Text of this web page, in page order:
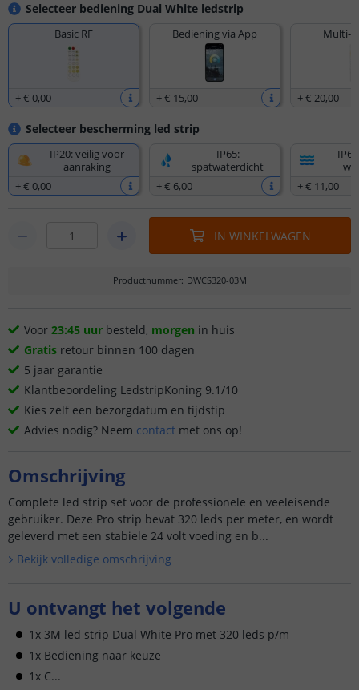
Selecteer bediening Dual White ledstrip
Basic RF
+€ 0,00
Bediening via App
+€ 15,00
Multi-
+€ 20,00
Selecteer bescherming led strip
IP20: veilig voor
aanraking
+€ 0,00
IP65:
spatwaterdicht
+€ 6,00
+€ 11,00
IN WINKELWAGEN
Productnummer: DWCS320-03M
Voor 23:45 uur besteld, morgen in huis
Gratis retour binnen 100 dagen
5 jaar garantie
Klantbeoordeling LedstripKoning 9.1/10
Kies zelf een bezorgdatum en tijdstip
Advies nodig? Neem contact met ons op!
Omschrijving
Complete led strip set voor de professionele en veeleisende
gebruiker. Deze Pro strip bevat 320 leds per meter, en wordt
geleverd met een stabiele 24 volt voeding en b...
Bekijk volledige omschrijving
U ontvangt het volgende
1x 3M led strip Dual White Pro met 320 leds p/m
1x Bediening naar keuze
1x C...